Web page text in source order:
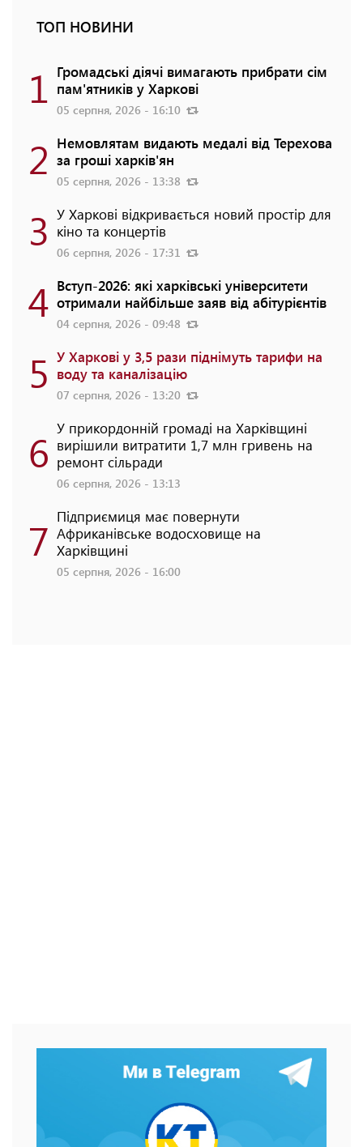
ТОП НОВИНИ
1 Громадські діячі вимагають прибрати сім
пам'ятників у Харкові
05 серпня, 2026 - 16:10
2 Немовлятам видають медалі від Терехова
за гроші харків'ян
05 серпня, 2026 - 13:38
3 У Харкові відкривається новий простір для
кіно та концертів
06 серпня, 2026 - 17:31
4 Вступ-2026: які харківські університети
отримали найбільше заяв від абітурієнтів
04 серпня, 2026 - 09:48
5 У Харкові у 3,5 рази піднімуть тарифи на
воду та каналізацію
07 серпня, 2026 - 13:20
6 У прикордонній громаді на Харківщині
вирішили витратити 1,7 млн гривень на
ремонт сільради
06 серпня, 2026 - 13:13
7 Підприємиця має повернути
Африканівське водосховище на
Харківщині
05 серпня, 2026 - 16:00